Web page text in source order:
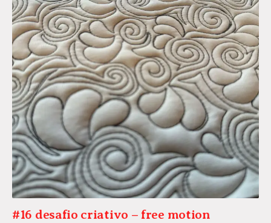
#16 desafio criativo – free motion